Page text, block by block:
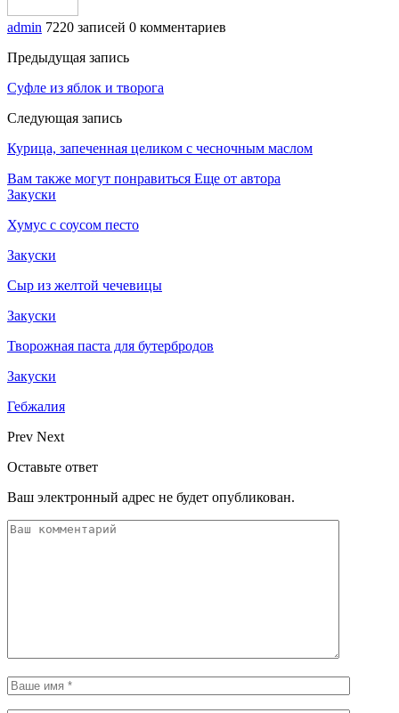
admin 7220 записей 0 комментариев
Предыдущая запись
Суфле из яблок и творога
Следующая запись
Курица, запеченная целиком с чесночным маслом
Вам также могут понравиться Еще от автора
Закуски
Хумус с соусом песто
Закуски
Сыр из желтой чечевицы
Закуски
Творожная паста для бутербродов
Закуски
Гебжалия
Prev Next
Оставьте ответ
Ваш электронный адрес не будет опубликован.